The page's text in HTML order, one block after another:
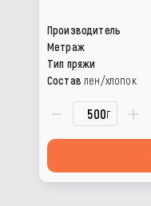
Производитель
Метраж
Тип пряжи
Состав лен/хлопок
г